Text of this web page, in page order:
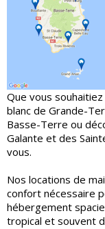
Que vous
blanc de Grande-
Basse-Terre ou
Galante et des
vous.
Nos locations de
confort nécessaire
hébergement
tropical et souvent